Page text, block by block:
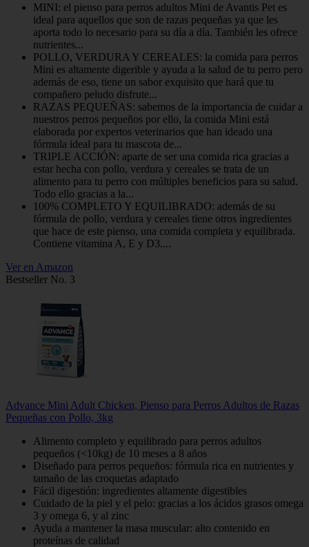
MINI: el pienso para perros adultos Mini de Avantis Pet es
ideal para aquellos que son de razas pequeñas ya que les
aporta todo lo necesario para su día a día. También les ofrece
nutrientes...
POLLO, VERDURA Y CEREALES: la comida para perros
Mini es altamente digerible y ayuda a la salud de tu perro pero
además de eso, tiene un sabor exquisito que hará que tu
compañero peludo disfrute...
RAZAS PEQUEÑAS: sabemos de la importancia de cuidar a
nuestros perros pequeños por ello, la comida Mini está
elaborada por expertos veterinarios que han ideado una
fórmula ideal para tu mascota de...
TRIPLE ACCIÓN: aparte de ser una comida rica gracias a
estar hecha con pollo, verdura y cereales se trata de un
alimento para tu perro con múltiples beneficios para su salud.
Todo ello gracias a la...
100% COMPLETO Y EQUILIBRADO: además de su
fórmula de pollo, verdura y cereales tiene otros ingredientes
que hace de este pienso, una comida completa y equilibrada.
Contiene vitamina A, E y D3....
Ver en Amazon
Bestseller No. 3
Advance Mini Adult Chicken, Pienso para Perros Adultos de Razas
Pequeñas con Pollo, 3kg
Alimento completo y equilibrado para perros adultos
pequeños (<10kg) de 10 meses a 8 años
Diseñado para perros pequeños: fórmula rica en nutrientes y
tamaño de las croquetas adaptado
Fácil digestión: ingredientes altamente digestibles
Cuidado de la piel y el pelo: gracias a los ácidos grasos omega
3 y omega 6, y al zinc
Ayuda a mantener la masa muscular: alto contenido en
proteínas de calidad